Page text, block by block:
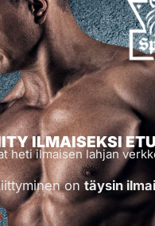
ILMAISEKSI
heti ilmaisen lahjan
ontäysin